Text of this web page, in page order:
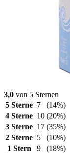
3,0 von 5 Sternen
5 Sterne 7
(14%)
4 Sterne 10 (20%)
3 Sterne 17 (35%)
2 Sterne 5
(10%)
1 Stern
9 (18%)